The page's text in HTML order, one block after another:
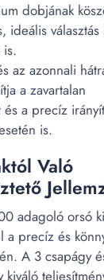
dobjának
ideális
is.
az azonnali
a zavartalan
a precíz
is.
Való
adagoló orsó
a precíz és
A 3 csapágy
kiváló